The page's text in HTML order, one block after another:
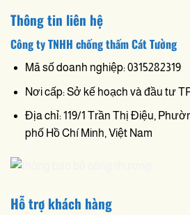
Thông tin liên hệ
Công ty TNHH chống thấm Cát Tường
Mã số doanh nghiệp: 0315282319
Nơi cấp: Sở kế hoạch và đầu tư
Địa chỉ: 119/1 Trần Thị Điệu,
phố Hồ Chí Minh, Việt Nam
Hỗ trợ khách hàng